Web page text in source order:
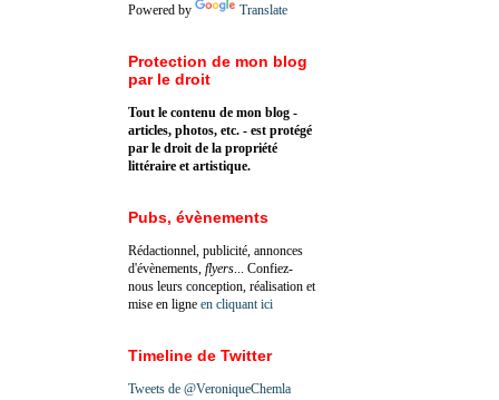
Powered by Translate
Protection de mon blog
par le droit
Tout le contenu de mon blog -
articles, photos, etc. - est protégé
par le droit de la propriété
littéraire et artistique.
Pubs, évènements
Rédactionnel, publicité, annonces
d'évènements, flyers ... Confiez-
nous leurs conception, réalisation et
mise en ligne en cliquant ici
Timeline de Twitter
Tweets de @VeroniqueChemla